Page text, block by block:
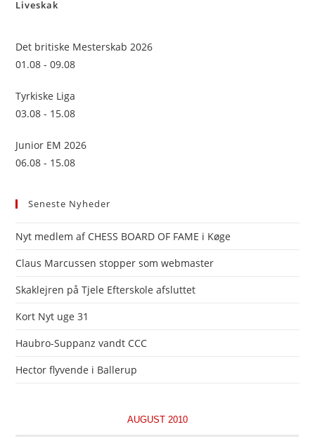
Liveskak
Det britiske Mesterskab 2026
01.08 - 09.08
Tyrkiske Liga
03.08 - 15.08
Junior EM 2026
06.08 - 15.08
Seneste Nyheder
Nyt medlem af CHESS BOARD OF FAME i Køge
Claus Marcussen stopper som webmaster
Skaklejren på Tjele Efterskole afsluttet
Kort Nyt uge 31
Haubro-Suppanz vandt CCC
Hector flyvende i Ballerup
AUGUST 2010